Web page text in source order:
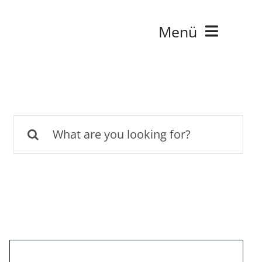
Menü
nach: